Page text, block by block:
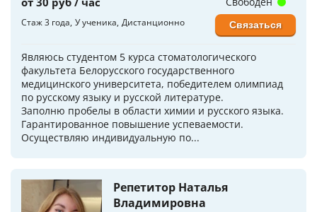
Стаж 3 года У ученика Дистанционно
Являюсь студентом 5 курса стоматологического
факультета Белорусского государственного
медицинского университета, победителем олимпиад
по русскому языку и русской литературе.
Заполню пробелы в области химии и русского языка.
Гарантированное повышение успеваемости.
Осуществляю индивидуальную по...
Связаться
Репетитор Наталья
Владимировна